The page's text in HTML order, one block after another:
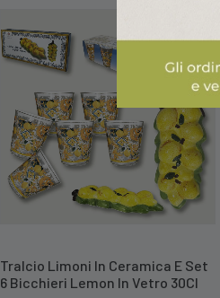
Tralcio Limoni In Ceramica E Set
6 Bicchieri Lemon In Vetro 30Cl